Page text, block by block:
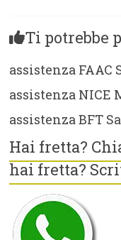
Ti potrebbe
assistenza FAAC
assistenza NICE
assistenza BFT
Hai fretta?
hai fretta?